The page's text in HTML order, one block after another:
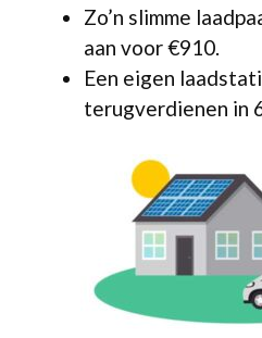
Zo’n slimme
aan voor €910.
Een eigen
terugverdienen in